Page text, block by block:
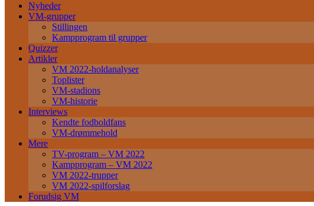
Nyheder
VM-grupper
Stillingen
Kampprogram til grupper
Quizzer
Artikler
VM 2022-holdanalyser
Toplister
VM-stadions
VM-historie
Interviews
Kendte fodboldfans
VM-drømmehold
Mere
TV-program – VM 2022
Kampprogram – VM 2022
VM 2022-trupper
VM 2022-spilforslag
Forudsig VM